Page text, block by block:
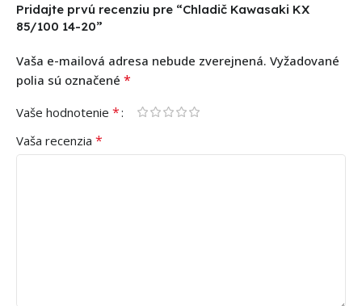
Pridajte prvú recenziu pre “Chladič Kawasaki KX
85/100 14-20”
Vaša e-mailová adresa nebude zverejnená. Vyžadované
polia sú označené *
Vaše hodnotenie *
Vaša recenzia *